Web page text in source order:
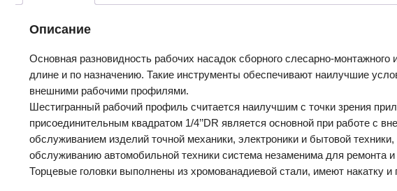
Описание
Основная разновидность рабочих насадок сборного слесарно-
длине и по назначению. Такие инструменты обеспечивают наилучшие
внешними рабочими профилями.
Шестигранный рабочий профиль считается наилучшим с точки зрения
присоединительным квадратом 1/4’’DR является основной при работе с
обслуживанием изделий точной механики, электроники и бытовой
обслуживанию автомобильной техники система незаменима для ремонта
Торцевые головки выполнены из хромованадиевой стали, имеют накатку